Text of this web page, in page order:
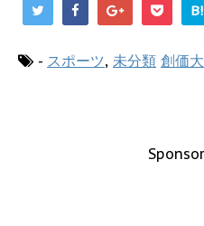
B!
- スポーツ, 未分類 創価